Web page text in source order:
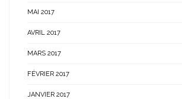
MAI 2017
AVRIL 2017
MARS 2017
FÉVRIER 2017
JANVIER 2017